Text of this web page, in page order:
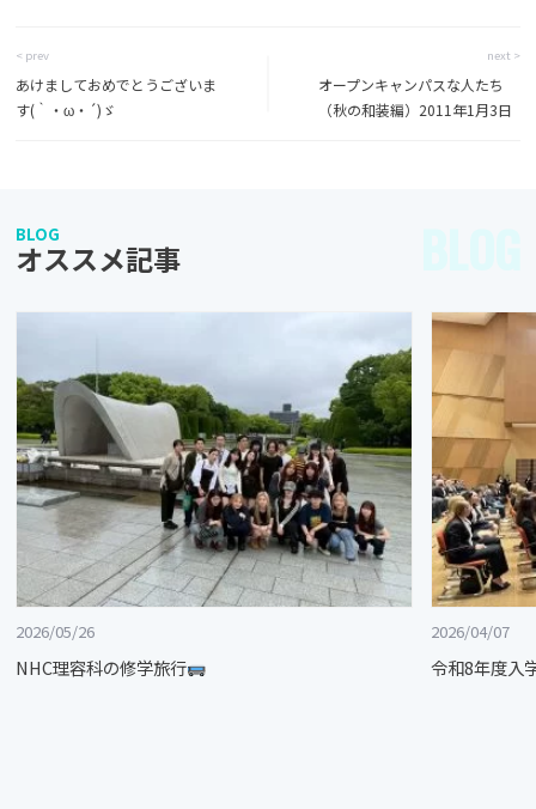
< prev
あけましておめでとうございま
す(｀・ω・´)ゞ
next >
オープンキャンパスな人たち
（秋の和装編）2011年1月3日
BLOG
オススメ記事
2026/05/26
NHC理容科の修学旅行
2026/04/07
令和8年度入